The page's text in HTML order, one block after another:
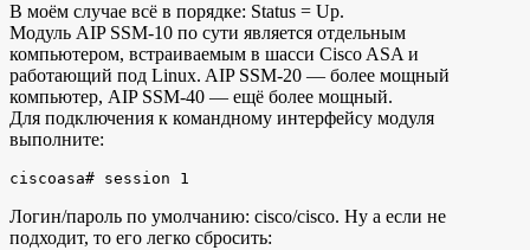
В моём случае всё в порядке: Status = Up.
Модуль AIP SSM-10 по сути является отдельным
компьютером, встраиваемым в шасси Cisco ASA и
работающий под Linux. AIP SSM-20 — более мощный
компьютер, AIP SSM-40 — ещё более мощный.
Для подключения к командному интерфейсу модуля
выполните:
Логин/пароль по умолчанию: cisco/cisco. Ну а если не
подходит, то его легко сбросить: